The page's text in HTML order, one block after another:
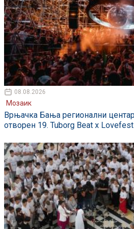
08.08.2026
Мозаик
Врњачка Бања регионални
отворен 19. Tuborg Beat x Lovefest